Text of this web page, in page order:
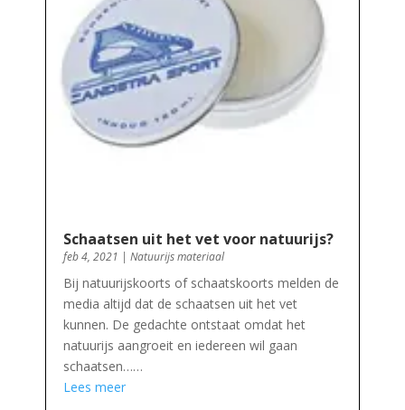
Schaatsen uit het vet voor natuurijs?
feb 4, 2021 | Natuurijs materiaal
Bij natuurijskoorts of schaatskoorts melden de
media altijd dat de schaatsen uit het vet
kunnen. De gedachte ontstaat omdat het
natuurijs aangroeit en iedereen wil gaan
schaatsen……
Lees meer